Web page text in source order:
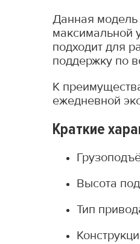
Данная
максимальной
подходит для
поддержку по
К
ежедневной
Краткие
Высота
Тип